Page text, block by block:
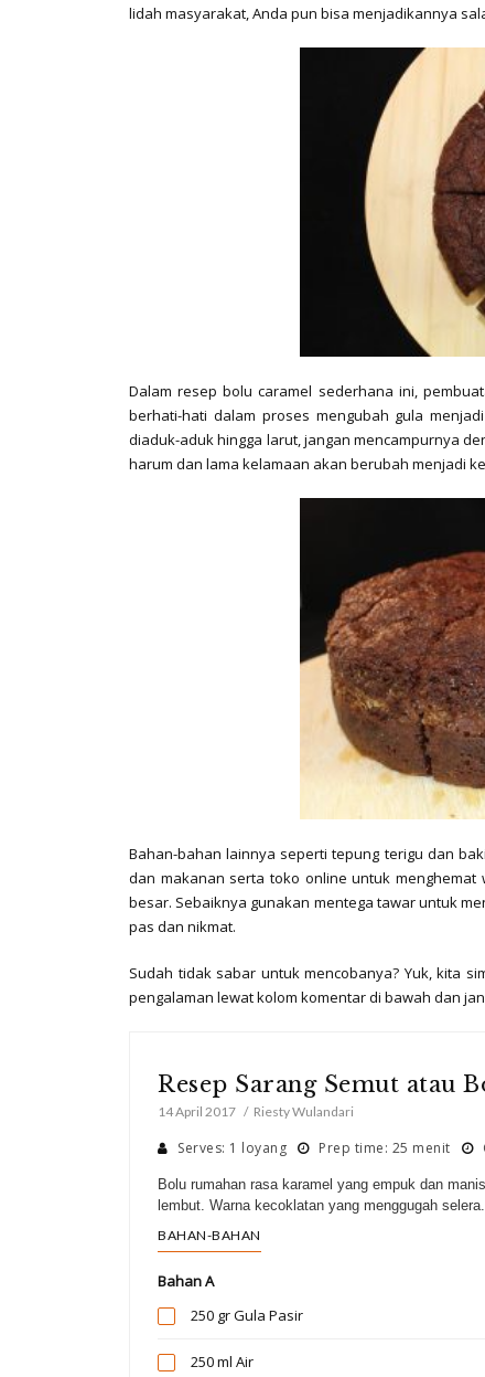
lidah masyarakat, Anda pun bisa menjadikannya
Dalam resep bolu caramel sederhana ini,
berhati-hati dalam proses mengubah gula
diaduk-aduk hingga larut, jangan mencampurnya
harum dan lama kelamaan akan berubah menjadi
Bahan-bahan lainnya seperti tepung terigu dan
dan makanan serta toko online untuk
besar. Sebaiknya gunakan mentega tawar untuk
pas dan nikmat.
Sudah tidak sabar untuk mencobanya? Yuk, kita
pengalaman lewat kolom komentar di bawah dan
Resep Sarang Semut atau
14 April 2017 Riesty Wulandari
Serves: 1 loyang Prep time: 25 menit
Bolu rumahan rasa karamel yang empuk dan
lembut. Warna kecoklatan yang menggugah selera.
BAHAN-BAHAN
Bahan A
250 grGula Pasir
250 ml Air